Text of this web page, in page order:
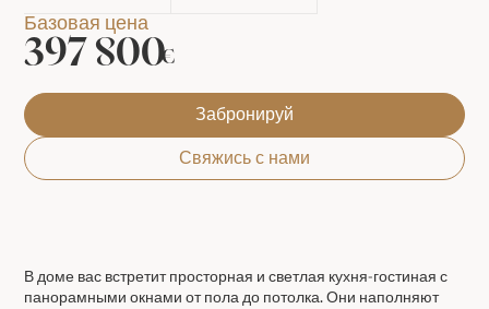
Базовая цена
397 800€
Забронируй
Свяжись с нами
В доме вас встретит просторная и светлая кухня-гостиная с
панорамными окнами от пола до потолка. Они наполняют